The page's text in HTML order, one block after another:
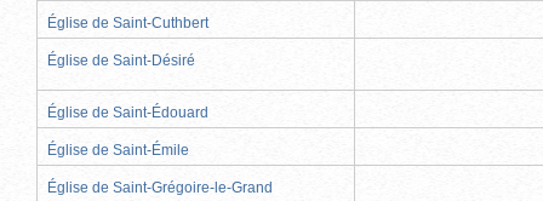
Église de Saint-Cuthbert
Église de Saint-Désiré
Église de Saint-Édouard
Église de Saint-Émile
Église de Saint-Grégoire-le-Grand